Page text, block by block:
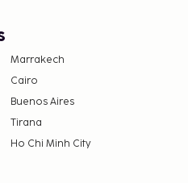
Marrakech
Cairo
Buenos Aires
Tirana
Ho Chi Minh City